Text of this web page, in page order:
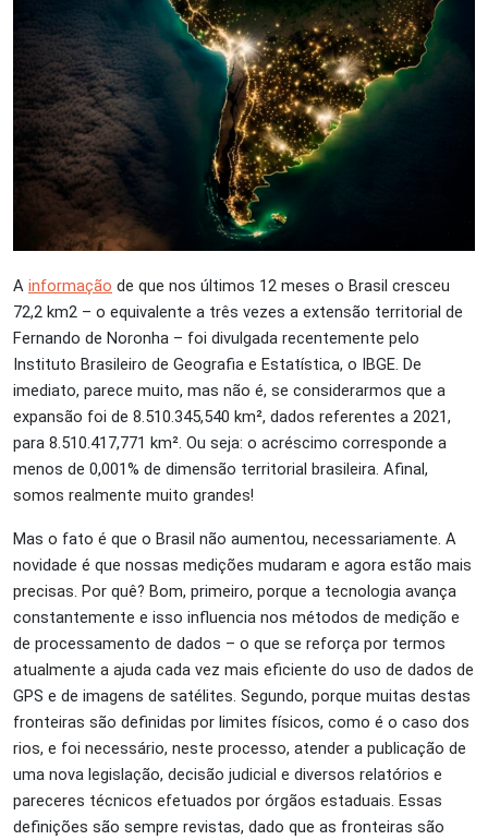
A informação de que nos últimos 12 meses o Brasil cresceu
72,2 km2 – o equivalente a três vezes a extensão territorial de
Fernando de Noronha – foi divulgada recentemente pelo
Instituto Brasileiro de Geografia e Estatística, o IBGE. De
imediato, parece muito, mas não é, se considerarmos que a
expansão foi de 8.510.345,540 km², dados referentes a 2021,
para 8.510.417,771 km². Ou seja: o acréscimo corresponde a
menos de 0,001% de dimensão territorial brasileira. Afinal,
somos realmente muito grandes!
Mas o fato é que o Brasil não aumentou, necessariamente. A
novidade é que nossas medições mudaram e agora estão mais
precisas. Por quê? Bom, primeiro, porque a tecnologia avança
constantemente e isso influencia nos métodos de medição e
de processamento de dados – o que se reforça por termos
atualmente a ajuda cada vez mais eficiente do uso de dados de
GPS e de imagens de satélites. Segundo, porque muitas destas
fronteiras são definidas por limites físicos, como é o caso dos
rios, e foi necessário, neste processo, atender a publicação de
uma nova legislação, decisão judicial e diversos relatórios e
pareceres técnicos efetuados por órgãos estaduais. Essas
definições são sempre revistas, dado que as fronteiras são